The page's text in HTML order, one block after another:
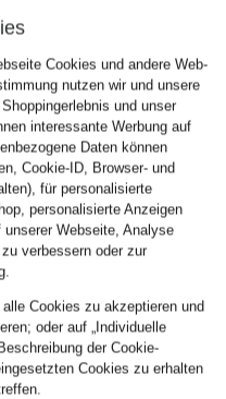
Cookies und andere Web-
nutzen wir und unsere
und unser
interessante Werbung auf
Daten können
Cookie-ID, Browser- und
für personalisierte
personalisierte Anzeigen
Webseite, Analyse
verbessern oder zur
Cookies zu akzeptieren und
oder auf „Individuelle
der Cookie-
Cookies zu erhalten